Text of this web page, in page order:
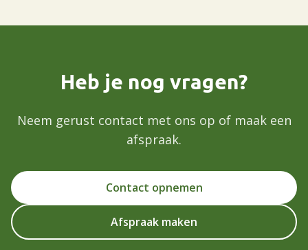
Heb je nog vragen?
Neem gerust contact met ons op of maak een
afspraak.
Contact opnemen
Afspraak maken